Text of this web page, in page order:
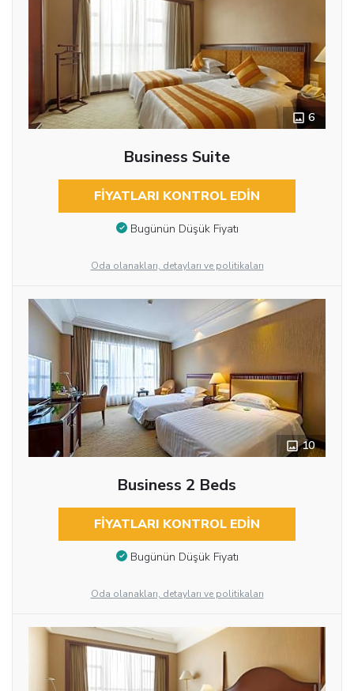
6
Business Suite
FIYATLARI KONTROL EDIN
Bugünün Düşük Fiyatı
Oda olanakları, detayları ve politikaları
10
Business 2 Beds
FIYATLARI KONTROL EDIN
Bugünün Düşük Fiyatı
Oda olanakları, detayları ve politikaları